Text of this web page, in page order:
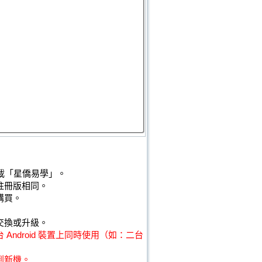
星僑易學」。
版相同。
。
或升級。
Android 裝置上同時使用（如：二台
機。